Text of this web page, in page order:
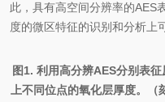
此，具有高空间分辨率的AES
度的微区特征的识别和分析上
图1. 利用高分辨AES分别表
上不同位点的氧化层厚度。